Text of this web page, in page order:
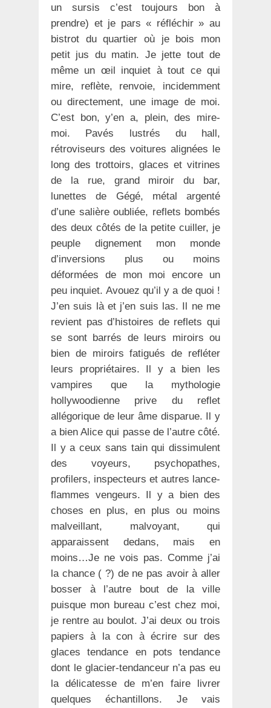
un sursis c’est toujours bon à
prendre) et je pars « réfléchir » au
bistrot du quartier où je bois mon
petit jus du matin. Je jette tout de
même un œil inquiet à tout ce qui
mire, reflète, renvoie, incidemment
ou directement, une image de moi.
C’est bon, y’en a, plein, des mire-
moi. Pavés lustrés du hall,
rétroviseurs des voitures alignées le
long des trottoirs, glaces et vitrines
de la rue, grand miroir du bar,
lunettes de Gégé, métal argenté
d’une salière oubliée, reflets bombés
des deux côtés de la petite cuiller, je
peuple dignement mon monde
d’inversions plus ou moins
déformées de mon moi encore un
peu inquiet. Avouez qu’il y a de quoi !
J’en suis là et j’en suis las. Il ne me
revient pas d’histoires de reflets qui
se sont barrés de leurs miroirs ou
bien de miroirs fatigués de refléter
leurs propriétaires. Il y a bien les
vampires que la mythologie
hollywoodienne prive du reflet
allégorique de leur âme disparue. Il y
a bien Alice qui passe de l’autre côté.
Il y a ceux sans tain qui dissimulent
des voyeurs, psychopathes,
profilers, inspecteurs et autres lance-
flammes vengeurs. Il y a bien des
choses en plus, en plus ou moins
malveillant, malvoyant, qui
apparaissent dedans, mais en
moins…Je ne vois pas. Comme j’ai
la chance ( ?) de ne pas avoir à aller
bosser à l’autre bout de la ville
puisque mon bureau c’est chez moi,
je rentre au boulot. J’ai deux ou trois
papiers à la con à écrire sur des
glaces tendance en pots tendance
dont le glacier-tendanceur n’a pas eu
la délicatesse de m’en faire livrer
quelques échantillons. Je vais